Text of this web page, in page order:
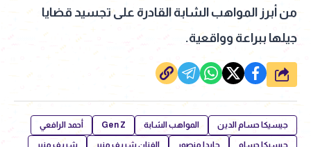
من أبرز المواهب الشابة القادرة على تجسيد قضايا
جيلها ببراعة وواقعية.
شارك
جيسيكا حسام الدين المواهب الشابة Gen Z أحمد الرافعي
جيسيكا حسام جايدا منصور الفنان شريف منير شريف منير